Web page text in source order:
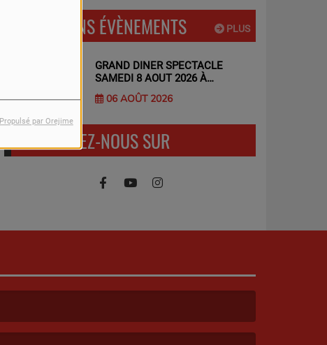
Propulsé par Orejime
PLUS
PROCHAINS ÉVÈNEMENTS
GRAND DINER SPECTACLE
SAMEDI 8 AOUT 2026 À
BOISSERON
06 AOÛT 2026
RETROUVEZ-NOUS SUR